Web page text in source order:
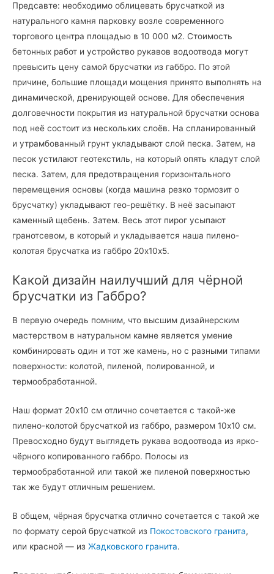
Предсавте: необходимо облицевать брусчаткой из
натурального камня парковку возле современного
торгового центра площадью в 10 000 м2. Стоимость
бетонных работ и устройство рукавов водоотвода могут
превысить цену самой брусчатки из габбро. По этой
причине, большие площади мощения принято выполнять на
динамической, дренирующей основе. Для обеспечения
долговечности покрытия из натуральной брусчатки основа
под неё состоит из нескольких слоёв. На спланированный
и утрамбованный грунт укладывают слой песка. Затем, на
песок устилают геотекстиль, на который опять кладут слой
песка. Затем, для предотвращения горизонтального
перемещения основы (когда машина резко тормозит о
брусчатку) укладывают гео-решётку. В неё засыпают
каменный щебень. Затем. Весь этот пирог усыпают
гранотсевом, в который и укладывается наша пилено-
колотая брусчатка из габбро 20х10х5.
Какой дизайн наилучший для чёрной
брусчатки из Габбро?
В первую очередь помним, что высшим дизайнерским
мастерством в натуральном камне является умение
комбинировать один и тот же камень, но с разными типами
поверхности: колотой, пиленой, полированной, и
термообработанной.
Наш формат 20х10 см отлично сочетается с такой-же
пилено-колотой брусчаткой из габбро, размером 10х10 см.
Превосходно будут выглядеть рукава водоотвода из ярко-
чёрного копированного габбро. Полосы из
термообработанной или такой же пиленой поверхностью
так же будут отличным решением.
В общем, чёрная брусчатка отлично сочетается с такой же
по формату серой брусчаткой из Покостовского гранита,
или красной — из Жадковского гранита.